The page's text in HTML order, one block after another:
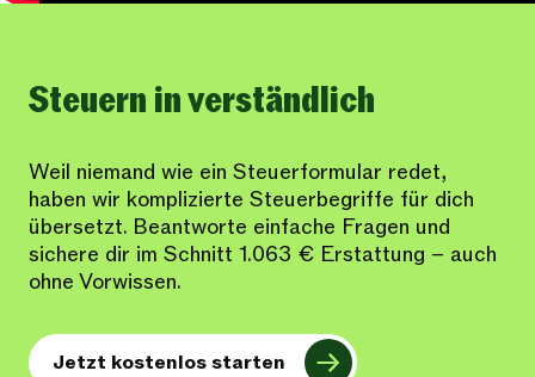
Steuern in verständlich
Weil niemand wie ein Steuerformular redet,
haben wir komplizierte Steuerbegriffe für dich
übersetzt. Beantworte einfache Fragen und
sichere dir im Schnitt 1.063 € Erstattung – auch
ohne Vorwissen.
Jetzt kostenlos starten